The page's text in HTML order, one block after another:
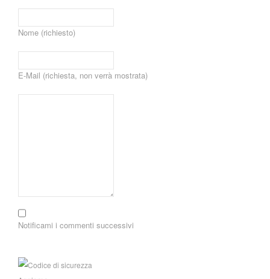
Nome (richiesto)
E-Mail (richiesta, non verrà mostrata)
Notificami i commenti successivi